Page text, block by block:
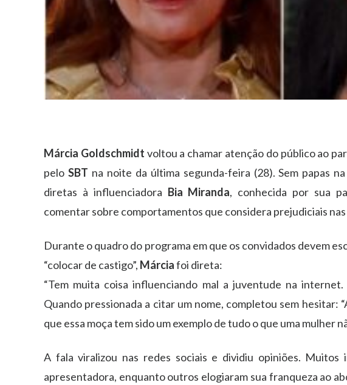
Márcia Goldschmidt voltou a chamar atenção do público ao
pelo SBT na noite da última segunda-feira (28). Sem papas
diretas à influenciadora Bia Miranda, conhecida por sua
comentar sobre comportamentos que considera prejudiciais nas
Durante o quadro do programa em que os convidados devem
“colocar de castigo”, Márciafoi direta:
“Tem muita coisa influenciando mal a juventude na internet.
Quando pressionada a citar um nome, completou sem hesitar:
que essa moça tem sido um exemplo de tudo o que uma mulher
A fala viralizou nas redes sociais e dividiu opiniões. Muitos
apresentadora, enquanto outros elogiaram sua franqueza ao